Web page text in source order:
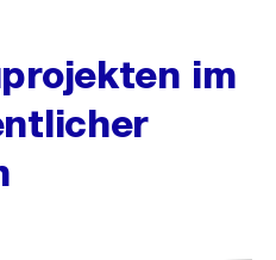
im